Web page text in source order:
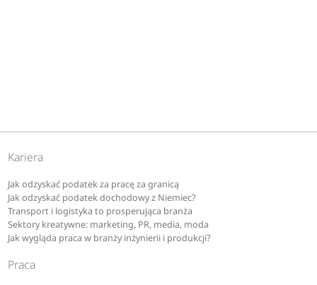
Kariera
Jak odzyskać podatek za pracę za granicą
Jak odzyskać podatek dochodowy z Niemiec?
Transport i logistyka to prosperująca branża
Sektory kreatywne: marketing, PR, media, moda
Jak wygląda praca w branży inżynierii i produkcji?
Praca